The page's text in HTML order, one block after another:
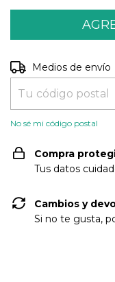
Entregas para el CP:
Medios de envío
No sé mi código postal
Compra
Tus datos
Cambios y
Si no te gusta,